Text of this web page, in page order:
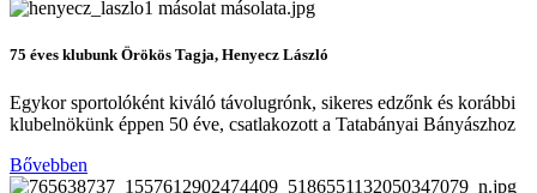
75 éves klubunk Örökös Tagja, Henyecz László
Egykor sportolóként kiváló távolugrónk, sikeres edzőnk és korábbi
klubelnökünk éppen 50 éve, csatlakozott a Tatabányai Bányászhoz
Bővebben